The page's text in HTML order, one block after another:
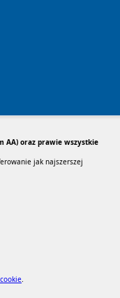
AA) oraz prawie wszystkie
jak najszerszej